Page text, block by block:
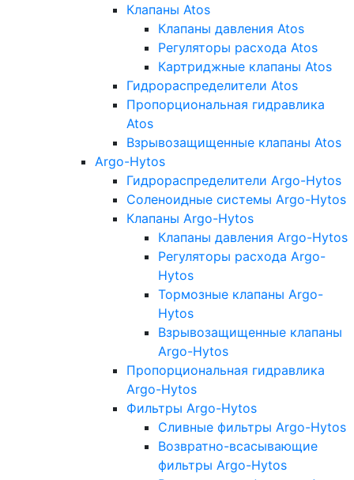
Клапаны Atos
Клапаны давления Atos
Регуляторы расхода Atos
Картриджные клапаны Atos
Гидрораспределители Atos
Пропорциональная гидравлика
Atos
Взрывозащищенные клапаны Atos
Argo-Hytos
Гидрораспределители Argo-Hytos
Соленоидные системы Argo-Hytos
Клапаны Argo-Hytos
Клапаны давления Argo-Hytos
Регуляторы расхода Argo-
Hytos
Тормозные клапаны Argo-
Hytos
Взрывозащищенные клапаны
Argo-Hytos
Пропорциональная гидравлика
Argo-Hytos
Фильтры Argo-Hytos
Сливные фильтры Argo-Hytos
Возвратно-всасывающие
фильтры Argo-Hytos